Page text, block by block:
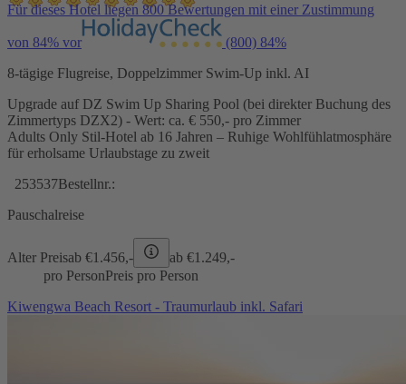
Für dieses Hotel liegen 800 Bewertungen mit einer Zustimmung
von 84% vor (800) 84%
8-tägige Flugreise, Doppelzimmer Swim-Up inkl. AI
Upgrade auf DZ Swim Up Sharing Pool (bei direkter Buchung des
Zimmertyps DZX2) - Wert: ca. € 550,- pro Zimmer
Adults Only Stil-Hotel ab 16 Jahren – Ruhige Wohlfühlatmosphäre
für erholsame Urlaubstage zu zweit
253537Bestellnr.:
Pauschalreise
Alter Preisab €1.456,- ab €1.249,-
pro PersonPreis pro Person
Kiwengwa Beach Resort - Traumurlaub inkl. Safari